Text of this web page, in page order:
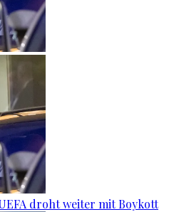
droht weiter mit Boykott